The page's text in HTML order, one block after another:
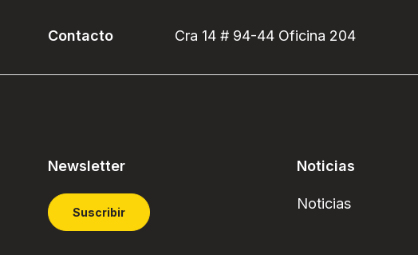
Contacto Cra 14 # 94-44 Oficina 204
Newsletter
Suscribir
Noticias
Noticias